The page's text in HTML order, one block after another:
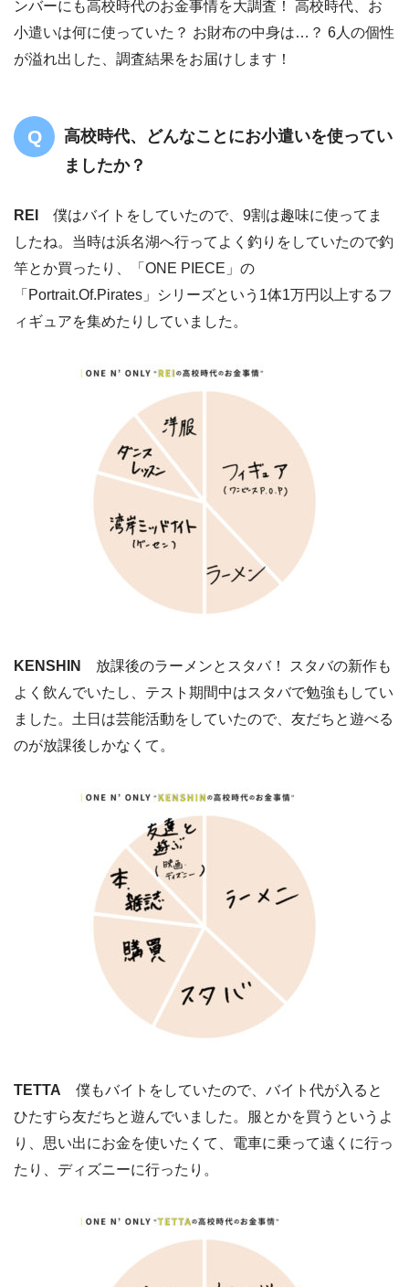
ンバーにも高校時代のお金事情を大調査！ 高校時代、お
小遣いは何に使っていた？ お財布の中身は…？ 6人の個性
が溢れ出した、調査結果をお届けします！
高校時代、どんなことにお小遣いを使ってい
ましたか？
REI
僕はバイトをしていたので、9割は趣味に使ってま
したね。当時は浜名湖へ行ってよく釣りをしていたので釣
竿とか買ったり、「ONE PIECE」の
「Portrait.Of.Pirates」シリーズという1体1万円以上するフ
ィギュアを集めたりしていました。
KENSHIN
放課後のラーメンとスタバ！ スタバの新作も
よく飲んでいたし、テスト期間中はスタバで勉強もしてい
ました。土日は芸能活動をしていたので、友だちと遊べる
のが放課後しかなくて。
TETTA 僕もバイトをしていたので、バイト代が入ると
ひたすら友だちと遊んでいました。服とかを買うというよ
り、思い出にお金を使いたくて、電車に乗って遠くに行っ
たり、ディズニーに行ったり。